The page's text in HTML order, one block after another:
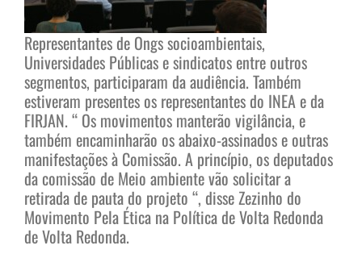
Representantes de Ongs socioambientais,
Universidades Públicas e sindicatos entre outros
segmentos, participaram da audiência. Também
estiveram presentes os representantes do INEA e da
FIRJAN. “ Os movimentos manterão vigilância, e
também encaminharão os abaixo-assinados e outras
manifestações à Comissão. A princípio, os deputados
da comissão de Meio ambiente vão solicitar a
retirada de pauta do projeto “, disse Zezinho do
Movimento Pela Ética na Política de Volta Redonda
de Volta Redonda.